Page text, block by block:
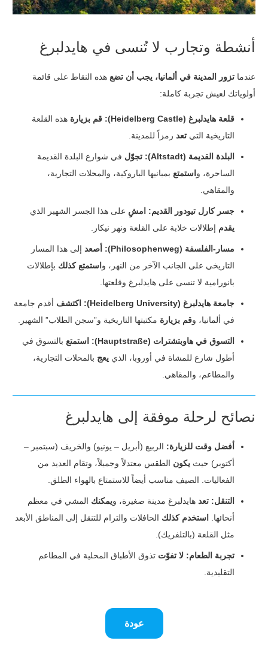
أنشطة وتجارب لا تُنسى في هايدلبرغ
عندما تزور المدينة في ألمانيا، يجب أن تضع هذه النقاط على قائمة
أولوياتك لعيش تجربة كاملة:
قلعة هايدلبرغ (Heidelberg Castle): قم بزيارة هذه القلعة
التاريخية التي تعد رمزاً للمدينة.
البلدة القديمة (Altstadt): تجوّل في شوارع البلدة القديمة
الساحرة، و استمتع بمبانيها الباروكية، والمحلات التجارية،
والمقاهي.
جسر كارل تيودور القديم: امشِ على هذا الجسر الشهير الذي
يقدم إطلالات خلابة على القلعة ونهر نيكار.
مسار-الفلسفة (Philosophenweg): أصعد إلى هذا المسار
التاريخي على الجانب الآخر من النهر، و استمتع كذلك بإطلالات
بانورامية لا تنسى على هايدلبرغ وقلعتها.
جامعة هايدلبرغ (Heidelberg University): اكتشف أقدم جامعة
في ألمانيا، وقم بزيارة مكتبتها التاريخية و”سجن الطلاب” الشهير.
التسوق في هاوبتشترات (Hauptstraße): استمتع بالتسوق في
أطول شارع للمشاة في أوروبا، الذي يعج بالمحلات التجارية،
والمطاعم، والمقاهي.
نصائح لرحلة موفقة إلى هايدلبرغ
أفضل وقت للزيارة: الربيع (أبريل – يونيو) والخريف (سبتمبر –
أكتوبر) حيث يكون الطقس معتدلاً وجميلاً، وتقام العديد من
الفعاليات. الصيف مناسب أيضاً للاستمتاع بالهواء الطلق.
التنقل: تعد هايدلبرغ مدينة صغيرة، ويمكنك المشي في معظم
أنحائها.
استخدم كذلك الحافلات والترام للتنقل إلى المناطق الأبعد
مثل القلعة (بالتلفريك).
تجربة الطعام: لا تفوّت تذوق الأطباق المحلية في المطاعم
التقليدية.
عودة